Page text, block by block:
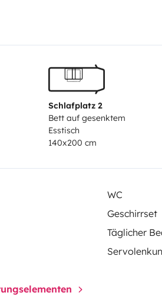
Schlafplatz 2
Bett auf gesenktem
Esstisch
140x200 cm
WC
Geschirrset
Täglicher